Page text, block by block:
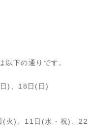
以下の通りです。
)、18日(日)
(火)、11日(水・祝)、22